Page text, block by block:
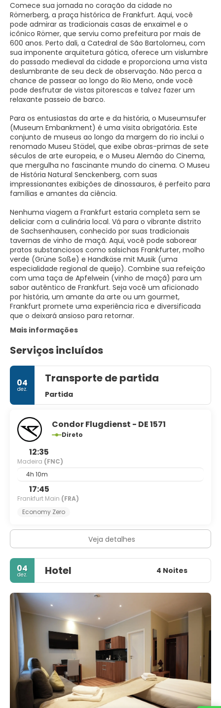
Comece sua jornada no coração da cidade no
Römerberg, a praça histórica de Frankfurt. Aqui, você
pode admirar as tradicionais casas de enxaimel e o
icônico Römer, que serviu como prefeitura por mais de
600 anos. Perto dali, a Catedral de São Bartolomeu, com
sua imponente arquitetura gótica, oferece um vislumbre
do passado medieval da cidade e proporciona uma vista
deslumbrante de seu deck de observação. Não perca a
chance de passear ao longo do Rio Meno, onde você
pode desfrutar de vistas pitorescas e talvez fazer um
relaxante passeio de barco.
Para os entusiastas da arte e da história, o Museumsufer
(Museum Embankment) é uma visita obrigatória. Este
conjunto de museus ao longo da margem do rio inclui o
renomado Museu Städel, que exibe obras-primas de sete
séculos de arte europeia, e o Museu Alemão do Cinema,
que mergulha no fascinante mundo do cinema. O Museu
de História Natural Senckenberg, com suas
impressionantes exibições de dinossauros, é perfeito para
famílias e amantes da ciência.
Nenhuma viagem a Frankfurt estaria completa sem se
deliciar com a culinária local. Vá para o vibrante distrito
de Sachsenhausen, conhecido por suas tradicionais
tavernas de vinho de maçã. Aqui, você pode saborear
pratos substanciosos como salsichas Frankfurter, molho
verde (Grüne Soße) e Handkäse mit Musik (uma
especialidade regional de queijo). Combine sua refeição
com uma taça de Apfelwein (vinho de maçã) para um
sabor autêntico de Frankfurt. Seja você um aficionado
por história, um amante da arte ou um gourmet,
Frankfurt promete uma experiência rica e diversificada
que o deixará ansioso para retornar.
Mais informações
Serviços incluídos
04
dez.
Transporte de partida
Partida
Condor Flugdienst - DE 1571
Direto
12:35
Madeira (FNC)
4h 10m
17:45
Frankfurt Main (FRA)
Economy Zero
Veja detalhes
04
dez. Hotel 4 Noites